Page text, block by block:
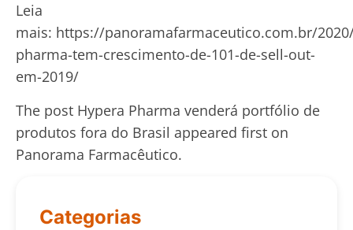
Leia
mais: https://panoramafarmaceutico.com.br/
pharma-tem-crescimento-de-101-de-sell-out-
em-2019/
The post Hypera Pharma venderá portfólio de
produtos fora do Brasil appeared first on
Panorama Farmacêutico.
Categorias